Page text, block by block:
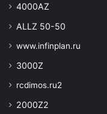
4000AZ
ALLZ 50-50
www.infinplan.ru
3000Z
rcdimos.ru2
2000Z2